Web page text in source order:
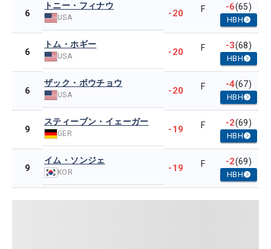
6
トニー・フィナウ
USA -20 F -6(65)
HBH
6
トム・ホギー
USA -20 F -3(68)
HBH
6
ザック・ボウチョウ
USA -20 F -4(67)
HBH
9
スティーブン・イェーガー
GER -19 F -2(69)
HBH
9
イム・ソンジェ
KOR -19 F -2(69)
HBH